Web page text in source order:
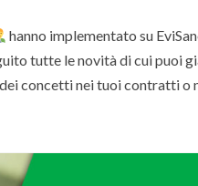
hanno implementato su
tutte le novità di cui puoi
concetti nei tuoi contratti o